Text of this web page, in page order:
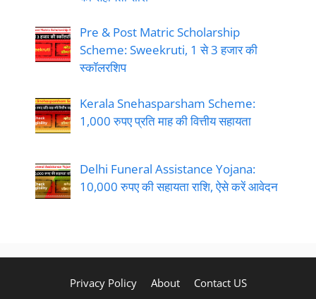
Pre & Post Matric Scholarship
Scheme: Sweekruti, 1 से 3 हजार की
स्कॉलरशिप
Kerala Snehasparsham Scheme:
1,000 रुपए प्रति माह की वित्तीय सहायता
Delhi Funeral Assistance Yojana:
10,000 रुपए की सहायता राशि, ऐसे करें आवेदन
Privacy Policy About Contact US